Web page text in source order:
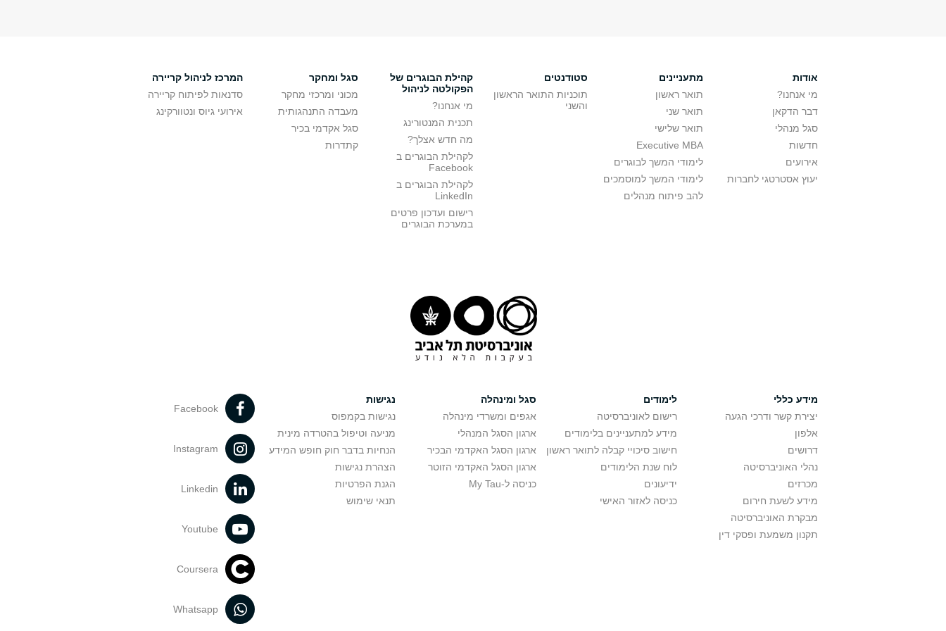
אודות
מי אנחנו?
דבר הדקאן
סגל מנהלי
חדשות
אירועים
יעוץ אסטרטגי לחברות
מתעניינים
תואר ראשון
תואר שני
תואר שלישי
Executive MBA
לימודי המשך לבוגרים
לימודי המשך למוסמכים
להב פיתוח מנהלים
סטודנטים
תוכניות התואר הראשון
והשני
קהילת הבוגרים של
הפקולטה לניהול
מי אנחנו?
תכנית המנטורינג
מה חדש אצלך?
לקהילת הבוגרים ב
Facebook
לקהילת הבוגרים ב
LinkedIn
רישום ועדכון פרטים
במערכת הבוגרים
סגל ומחקר
מכוני ומרכזי מחקר
מעבדה התנהגותית
סגל אקדמי בכיר
קתדרות
המרכז לניהול קריירה
סדנאות לפיתוח קריירה
אירועי גיוס ונטוורקינג
מידע כללי
יצירת קשר ודרכי הגעה
אלפון
דרושים
נהלי האוניברסיטה
מכרזים
מידע לשעת חירום
מבקרת האוניברסיטה
תקנון משמעת ופסקי דין
לימודים
רישום לאוניברסיטה
מידע למתעניינים בלימודים
חישוב סיכויי קבלה לתואר ראשון
לוח שנת הלימודים
ידיעונים
כניסה לאזור האישי
סגל ומינהלה
אגפים ומשרדי מינהלה
ארגון הסגל המנהלי
ארגון הסגל האקדמי הבכיר
ארגון הסגל האקדמי הזוטר
כניסה ל-My Tau
נגישות
נגישות בקמפוס
מניעה וטיפול בהטרדה מינית
הנחיות בדבר חוק חופש המידע
הצהרת נגישות
הגנת הפרטיות
תנאי שימוש
Facebook
Instagram
Linkedin
Youtube
Coursera
Whatsapp